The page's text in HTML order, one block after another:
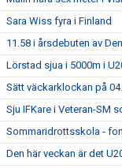
Sara Wiss fyra i Finland
11.58 i årsdebuten av
Lörstad sjua i 5000m i
Sätt väckarklockan på
Sju IFKare i Veteran-SM
Sommaridrottsskola -
Den här veckan är det